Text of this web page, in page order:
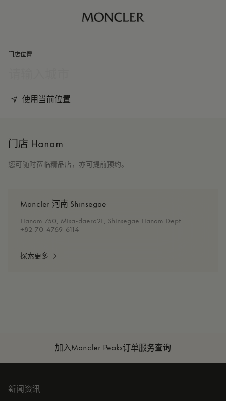
门店位置
使用当前位置
门店 Hanam
您可随时莅临精品店，亦可提前预约。
Moncler 河南 Shinsegae
Hanam 750, Misa-daero2F, Shinsegae Hanam Dept.
+82-70-4769-6114
探索更多
加入Moncler Peaks订单服务查询
新闻资讯